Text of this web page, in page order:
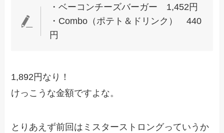
・ベーコンチーズバーガー 1,452円
・Combo（ポテト＆ドリンク） 440
円
1,892円なり！
けっこうな金額ですよな。
とりあえず前回はミスターストロングっていうか